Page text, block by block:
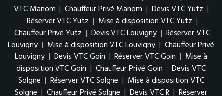
VTC Manom | Chauffeur Privé Manom | Devis VTC Yutz |
Réserver VTC Yutz | Mise à disposition VTC Yutz |
Chauffeur Privé Yutz | Devis VTC Louvigny | Réserver VTC
Louvigny | Mise à disposition VTC Louvigny | Chauffeur Privé
Louvigny | Devis VTC Goin | Réserver VTC Goin | Mise à
disposition VTC Goin | Chauffeur Privé Goin | Devis VTC
Solgne | Réserver VTC Solgne | Mise à disposition VTC
Solgne | Chauffeur Privé Solgne | Devis VTC R | Réserver